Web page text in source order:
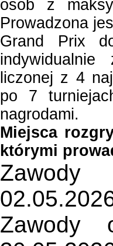
osób z
Prowadzona
Grand Prix
liczonej z 4
po 7
nagrodami.
Miejsca
którymi
Zawody